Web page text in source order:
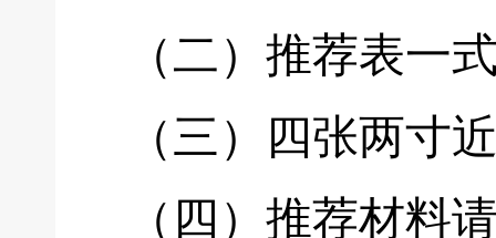
（二）推荐表一
（三）四张两寸
（四）推荐材料请